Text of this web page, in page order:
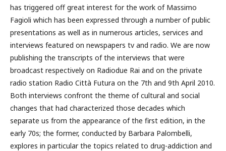
has triggered off great interest for the work of Massimo
Fagioli which has been expressed through a number of public
presentations as well as in numerous articles, services and
interviews featured on newspapers tv and radio. We are now
publishing the transcripts of the interviews that were
broadcast respectively on Radiodue Rai and on the private
radio station Radio Città Futura on the 7th and 9th April 2010.
Both interviews confront the theme of cultural and social
changes that had characterized those decades which
separate us from the appearance of the first edition, in the
early 70s; the former, conducted by Barbara Palombelli,
explores in particular the topics related to drug-addiction and